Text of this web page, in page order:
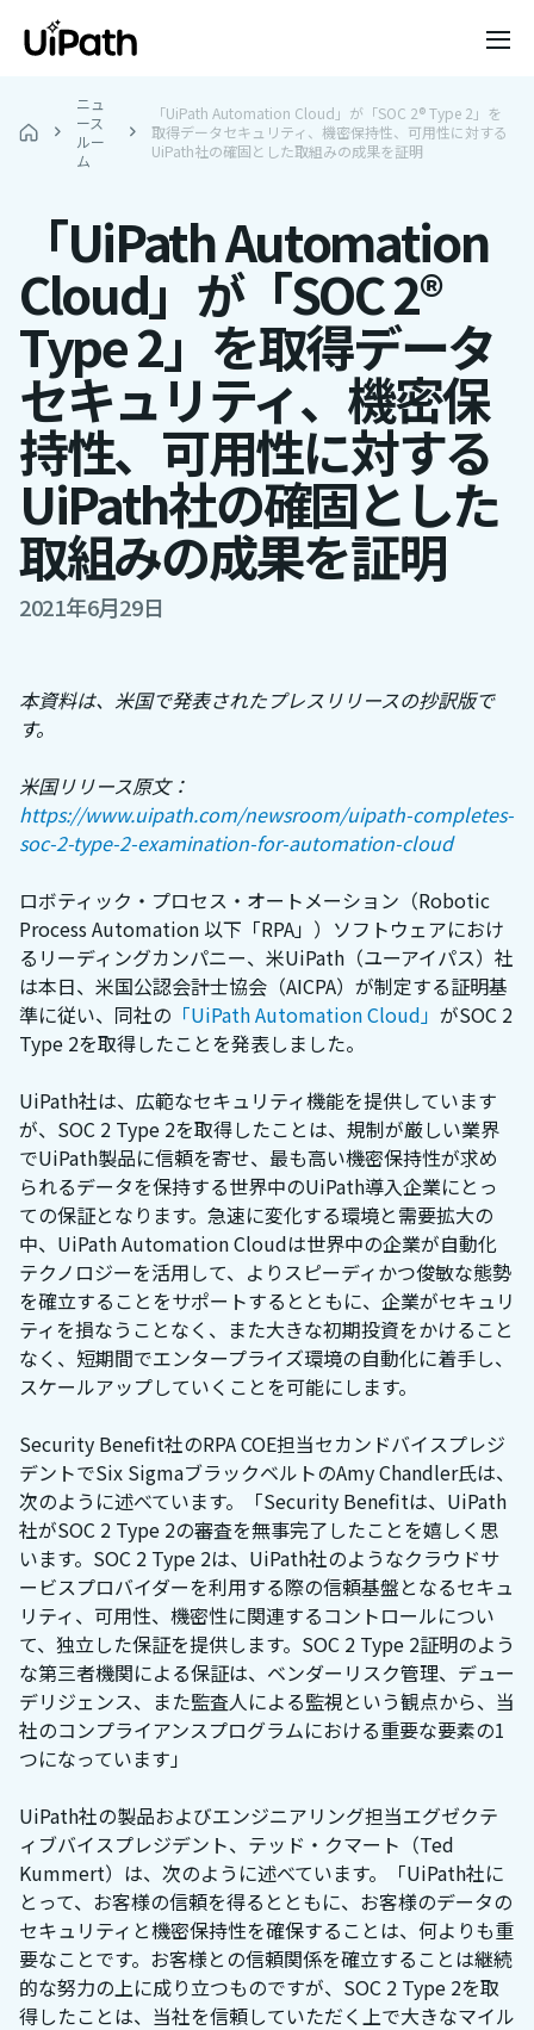
ニュ
ース
ルー
ム
「UiPath Automation Cloud」が「SOC 2® Type 2」を
取得データセキュリティ、機密保持性、可用性に対する
UiPath社の確固とした取組みの成果を証明
「UiPath Automation
Cloud」が「SOC 2®
Type 2」を取得データ
セキュリティ、機密保
持性、可用性に対する
UiPath社の確固とした
取組みの成果を証明
2021年6月29日
本資料は、米国で発表されたプレスリリースの抄訳版で
す。
米国リリース原文：
https://www.uipath.com/newsroom/uipath-completes-
soc-2-type-2-examination-for-automation-cloud
ロボティック・プロセス・オートメーション（Robotic
Process Automation 以下「RPA」）ソフトウェアにおけ
るリーディングカンパニー、米UiPath（ユーアイパス）社
は本日、米国公認会計士協会（AICPA）が制定する証明基
準に従い、同社の 「UiPath Automation Cloud」 がSOC 2
Type 2を取得したことを発表しました。
UiPath社は、広範なセキュリティ機能を提供しています
が、SOC 2 Type 2を取得したことは、規制が厳しい業界
でUiPath製品に信頼を寄せ、最も高い機密保持性が求め
られるデータを保持する世界中のUiPath導入企業にとっ
ての保証となります。急速に変化する環境と需要拡大の
中、UiPath Automation Cloudは世界中の企業が自動化
テクノロジーを活用して、よりスピーディかつ俊敏な態勢
を確立することをサポートするとともに、企業がセキュリ
ティを損なうことなく、また大きな初期投資をかけること
なく、短期間でエンタープライズ環境の自動化に着手し、
スケールアップしていくことを可能にします。
Security Benefit社のRPA COE担当セカンドバイスプレジ
デントでSix SigmaブラックベルトのAmy Chandler氏は、
次のように述べています。「Security Benefitは、UiPath
社がSOC 2 Type 2の審査を無事完了したことを嬉しく思
います。SOC 2 Type 2は、UiPath社のようなクラウドサ
ービスプロバイダーを利用する際の信頼基盤となるセキュ
リティ、可用性、機密性に関連するコントロールについ
て、独立した保証を提供します。SOC 2 Type 2証明のよう
な第三者機関による保証は、ベンダーリスク管理、デュー
デリジェンス、また監査人による監視という観点から、当
社のコンプライアンスプログラムにおける重要な要素の1
つになっています」
UiPath社の製品およびエンジニアリング担当エグゼクテ
ィブバイスプレジデント、テッド・クマート（Ted
Kummert）は、次のように述べています。「UiPath社に
とって、お客様の信頼を得るとともに、お客様のデータの
セキュリティと機密保持性を確保することは、何よりも重
要なことです。お客様との信頼関係を確立することは継続
的な努力の上に成り立つものですが、SOC 2 Type 2を取
得したことは、当社を信頼していただく上で大きなマイル